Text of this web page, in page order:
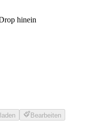
hinein
Bearbeiten